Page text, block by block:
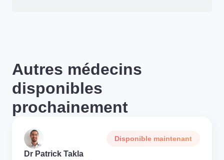
Autres médecins
disponibles
prochainement
Disponible maintenant
Dr Patrick Takla